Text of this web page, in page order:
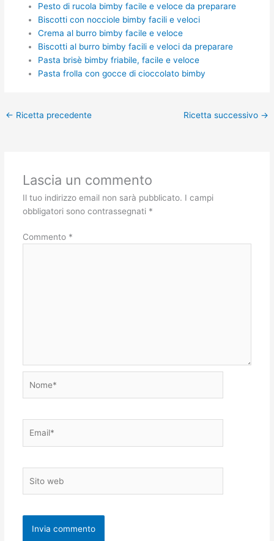
Pesto di rucola bimby facile e veloce da preparare
Biscotti con nocciole bimby facili e veloci
Crema al burro bimby facile e veloce
Biscotti al burro bimby facili e veloci da preparare
Pasta brisè bimby friabile, facile e veloce
Pasta frolla con gocce di cioccolato bimby
← Ricetta precedente Ricetta successivo →
Lascia un commento
Il tuo indirizzo email non sarà pubblicato. I campi
obbligatori sono contrassegnati *
Commento *
web